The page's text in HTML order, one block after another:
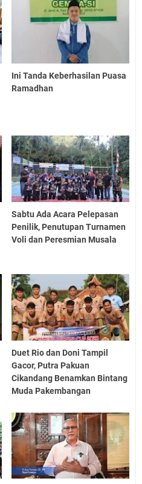
Ini Tanda Keberhasilan Puasa
Ramadhan
Sabtu Ada Acara Pelepasan
Penilik, Penutupan Turnamen
Voli dan Peresmian Musala
Duet Rio dan Doni Tampil
Gacor, Putra Pakuan
Cikandang Benamkan Bintang
Muda Pakembangan